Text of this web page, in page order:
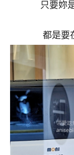
只要妳
都是要